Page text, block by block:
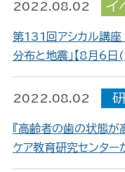
2022.08.02
第131回アシカル講座
分布と地震」【8月6日(
2022.08.02
『高齢者の歯の状態
ケア教育研究センター